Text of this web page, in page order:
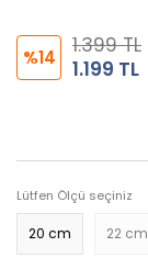
%14
1.399 TL
1.199 TL
Lütfen Ölçü seçiniz
20 cm 22 cm